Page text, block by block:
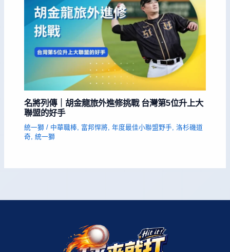
名將列傳｜胡金龍旅外進修挑戰 台灣第5位升上大
聯盟的好手
統一獅 / 中華職棒, 富邦悍將,年度最佳小聯盟野手,洛杉磯道
奇,統一獅